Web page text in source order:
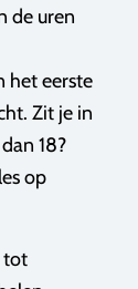
de uren
het eerste
Zit je in
18?
op
tot